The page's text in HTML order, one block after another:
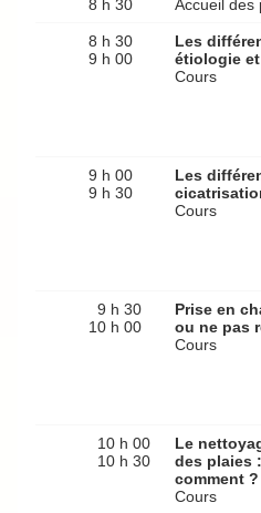
8 h 30 Accueil des
8 h 30
9 h 00
Les
étiologie
Cours
9 h 00
9 h 30
Les
Cours
9 h 30
10 h 00
Prise en
ou ne pas
Cours
10 h 00
10 h 30
Le
des plaies
comment ?
Cours